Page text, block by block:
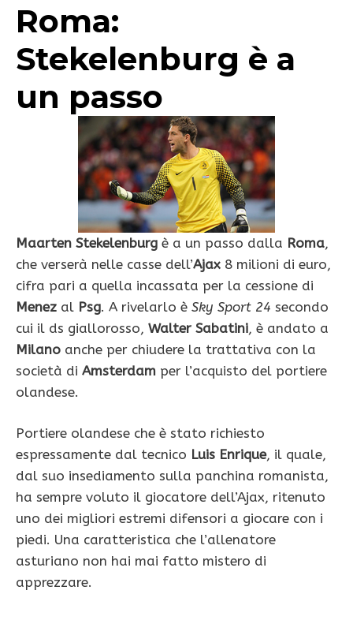
Roma:
Stekelenburg è a
un passo
Maarten Stekelenburg è a un passo dalla Roma,
che verserà nelle casse dell’Ajax 8 milioni di euro,
cifra pari a quella incassata per la cessione di
Menez al Psg. A rivelarlo è Sky Sport 24 secondo
cui il ds giallorosso, Walter Sabatini, è andato a
Milano anche per chiudere la trattativa con la
società di Amsterdam per l’acquisto del portiere
olandese.
Portiere olandese che è stato richiesto
espressamente dal tecnico Luis Enrique, il quale,
dal suo insediamento sulla panchina romanista,
ha sempre voluto il giocatore dell’Ajax, ritenuto
uno dei migliori estremi difensori a giocare con i
piedi. Una caratteristica che l’allenatore
asturiano non hai mai fatto mistero di
apprezzare.